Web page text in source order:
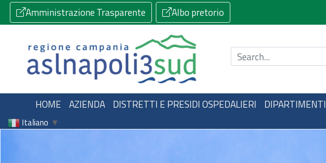
Amministrazione Trasparente Albo pretorio
Cerca nel sito
HOME AZIENDA DISTRETTI E PRESIDI OSPEDALIERI DIPARTIMENTI
Italiano ▼